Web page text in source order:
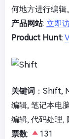
何地方进行编辑
产品网站: 立即
Product Hunt:
关键词 ：Shift,
编辑, 笔记本电
编辑, 代码处理,
票数:
131